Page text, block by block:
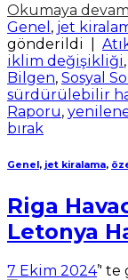
Okumaya
Genel , jet
gönderildi
iklim değişikliği,
Bilgen, Sosyal
sürdürülebilir
Raporu,
bırak
Genel, jet kiralama,
Riga
Letonya
7 Ekim 2024’'